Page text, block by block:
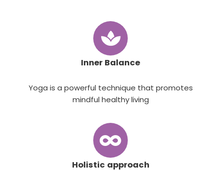
Inner Balance
Yoga is a powerful technique that promotes
mindful healthy living
Holistic approach